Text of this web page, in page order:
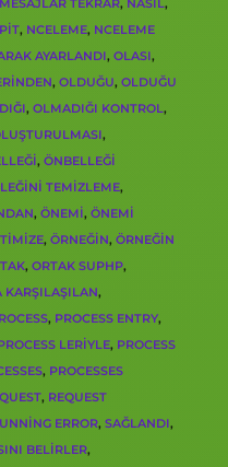
MESAJLAR TEKRAR, NASIL,
, NCELEME, NCELEME
AYARLANDI, OLASI,
, OLDUĞU, OLDUĞU
, OLMADIĞI KONTROL,
,
, ÖNBELLEĞI
TEMIZLEME,
, ÖNEMI, ÖNEMI
, ÖRNEĞIN, ÖRNEĞIN
, ORTAK SUPHP,
KARŞILAŞILAN,
, PROCESS ENTRY,
LERIYLE, PROCESS
, PROCESSES
, REQUEST
ERROR, SAĞLANDI,
BELIRLER,